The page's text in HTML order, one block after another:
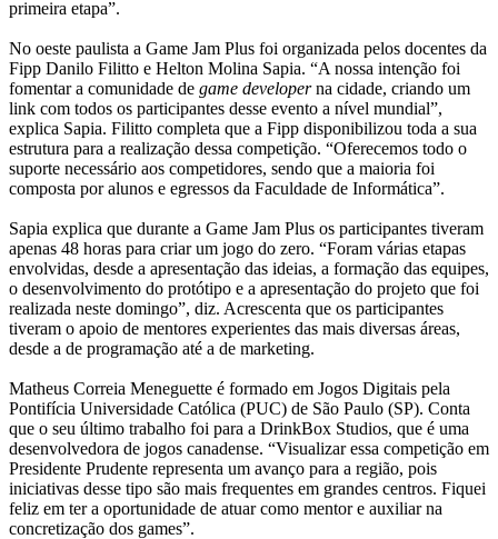
primeira etapa”.
No oeste paulista a Game Jam Plus foi organizada pelos docentes da
Fipp Danilo Filitto e Helton Molina Sapia. “A nossa intenção foi
fomentar a comunidade de game developerna cidade, criando um
link com todos os participantes desse evento a nível mundial”,
explica Sapia. Filitto completa que a Fipp disponibilizou toda a sua
estrutura para a realização dessa competição. “Oferecemos todo o
suporte necessário aos competidores, sendo que a maioria foi
composta por alunos e egressos da Faculdade de Informática”.
Sapia explica que durante a Game Jam Plus os participantes tiveram
apenas 48 horas para criar um jogo do zero. “Foram várias etapas
envolvidas, desde a apresentação das ideias, a formação das equipes,
o desenvolvimento do protótipo e a apresentação do projeto que foi
realizada neste domingo”, diz. Acrescenta que os participantes
tiveram o apoio de mentores experientes das mais diversas áreas,
desde a de programação até a de marketing.
Matheus Correia Meneguette é formado em Jogos Digitais pela
Pontifícia Universidade Católica (PUC) de São Paulo (SP). Conta
que o seu último trabalho foi para a DrinkBox Studios, que é uma
desenvolvedora de jogos canadense. “Visualizar essa competição em
Presidente Prudente representa um avanço para a região, pois
iniciativas desse tipo são mais frequentes em grandes centros. Fiquei
feliz em ter a oportunidade de atuar como mentor e auxiliar na
concretização dos games”.